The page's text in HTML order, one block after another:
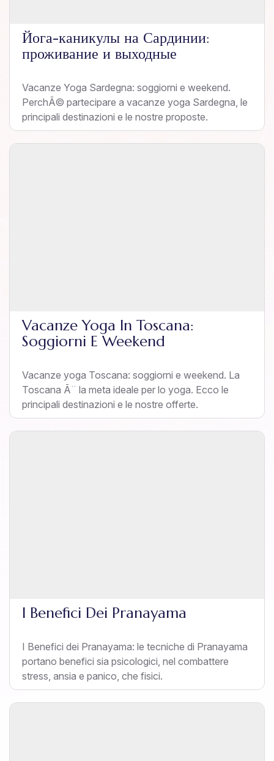
Йога-каникулы на Сардинии:
проживание и выходные
Vacanze Yoga Sardegna: soggiorni e weekend.
PerchÃ© partecipare a vacanze yoga Sardegna, le
principali destinazioni e le nostre proposte.
Vacanze Yoga In Toscana:
Soggiorni E Weekend
Vacanze yoga Toscana: soggiorni e weekend. La
Toscana Ã¨ la meta ideale per lo yoga. Ecco le
principali destinazioni e le nostre offerte.
I Benefici Dei Pranayama
I Benefici dei Pranayama: le tecniche di Pranayama
portano benefici sia psicologici, nel combattere
stress, ansia e panico, che fisici.